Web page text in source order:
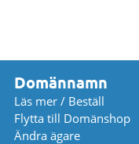
Domännamn
Läs mer / Beställ
Flytta till Domänshop
Ändra ägare